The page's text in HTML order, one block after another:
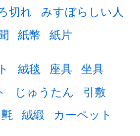
切れ みすぼらしい人
紙幣 紙片
絨毯 座具 坐具
じゅうたん
引敷
氈 絨緞 カーペット